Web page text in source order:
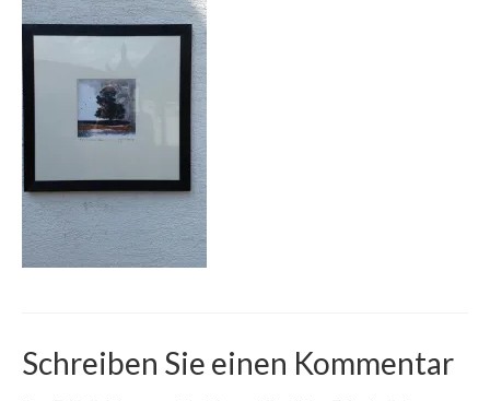
Karte
Kontakt | Impressum
Newsletter
Schreiben Sie einen Kommentar